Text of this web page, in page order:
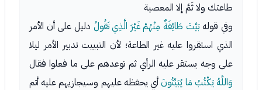
طاعتك ولا ثَمَّ إلا المعصية
وفي قولهبَيَّتَ طَائِفَةٌ مِنْهُمْ غَيْرَ الَّذِي تَقُولُ دليل على أن الأمر
الذي استقروا عليه غير الطاعة؛ لأن التبييت تدبير الأمر ليلا
على وجه يستقر عليه الرأي ثم توعدهم على ما فعلوا فقال
وَاللَّهُ يَكْتُبُ مَا يُبَيِّتُونَأي يحفظه عليهم وسيجازيهم عليه أتم